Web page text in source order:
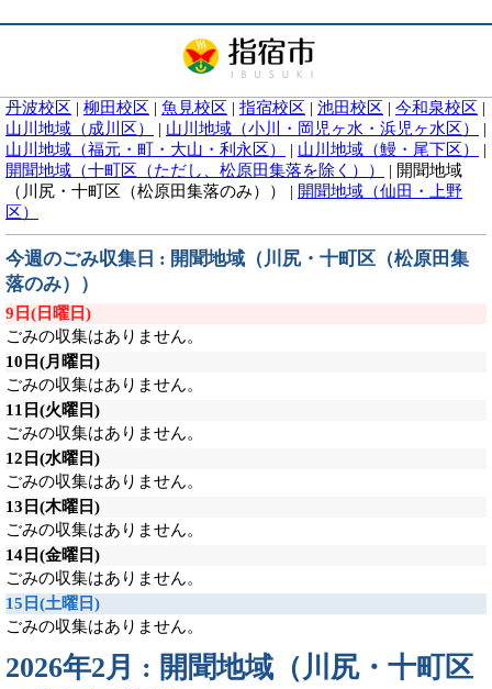
丹波校区 | 柳田校区 | 魚見校区 | 指宿校区 | 池田校区 | 今和泉校区 |
山川地域（成川区）
| 山川地域（小川・岡児ヶ水・浜児ヶ水区）
|
山川地域（福元・町・大山・利永区）
| 山川地域（鰻・尾下区）
|
開聞地域（十町区（ただし、松原田集落を除く））
| 開聞地域
（川尻・十町区（松原田集落のみ））
| 開聞地域（仙田・上野
区）
今週のごみ収集日 : 開聞地域（川尻・十町区（松原田集
落のみ））
9日(日曜日)
ごみの収集はありません。
10日(月曜日)
ごみの収集はありません。
11日(火曜日)
ごみの収集はありません。
12日(水曜日)
ごみの収集はありません。
13日(木曜日)
ごみの収集はありません。
14日(金曜日)
ごみの収集はありません。
15日(土曜日)
ごみの収集はありません。
2026年2月 : 開聞地域（川尻・十町区